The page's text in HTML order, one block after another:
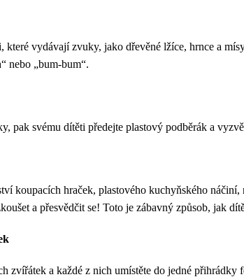
které vydávají zvuky, jako dřevěné lžíce, hrnce a
nebo „bum-bum“.
pak svému dítěti předejte plastový podběrák a
koupacích hraček, plastového kuchyňského
a přesvědčit se! Toto je zábavný způsob, jak
zvířátek a každé z nich umístěte do jedné